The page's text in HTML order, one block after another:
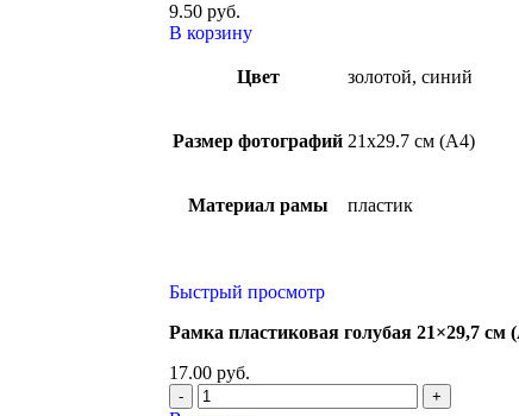
9.50 руб.
В корзину
Цвет золотой, синий
Размер фотографий 21х29.7 см (А4)
Материал рамы пластик
Быстрый просмотр
Рамка пластиковая голубая 21×29,7 см
17.00 руб.